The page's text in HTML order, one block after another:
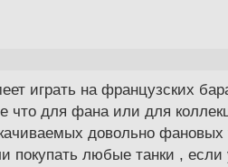
играть на французских
что для фана или для
довольно фановых
покупать любые танки , если